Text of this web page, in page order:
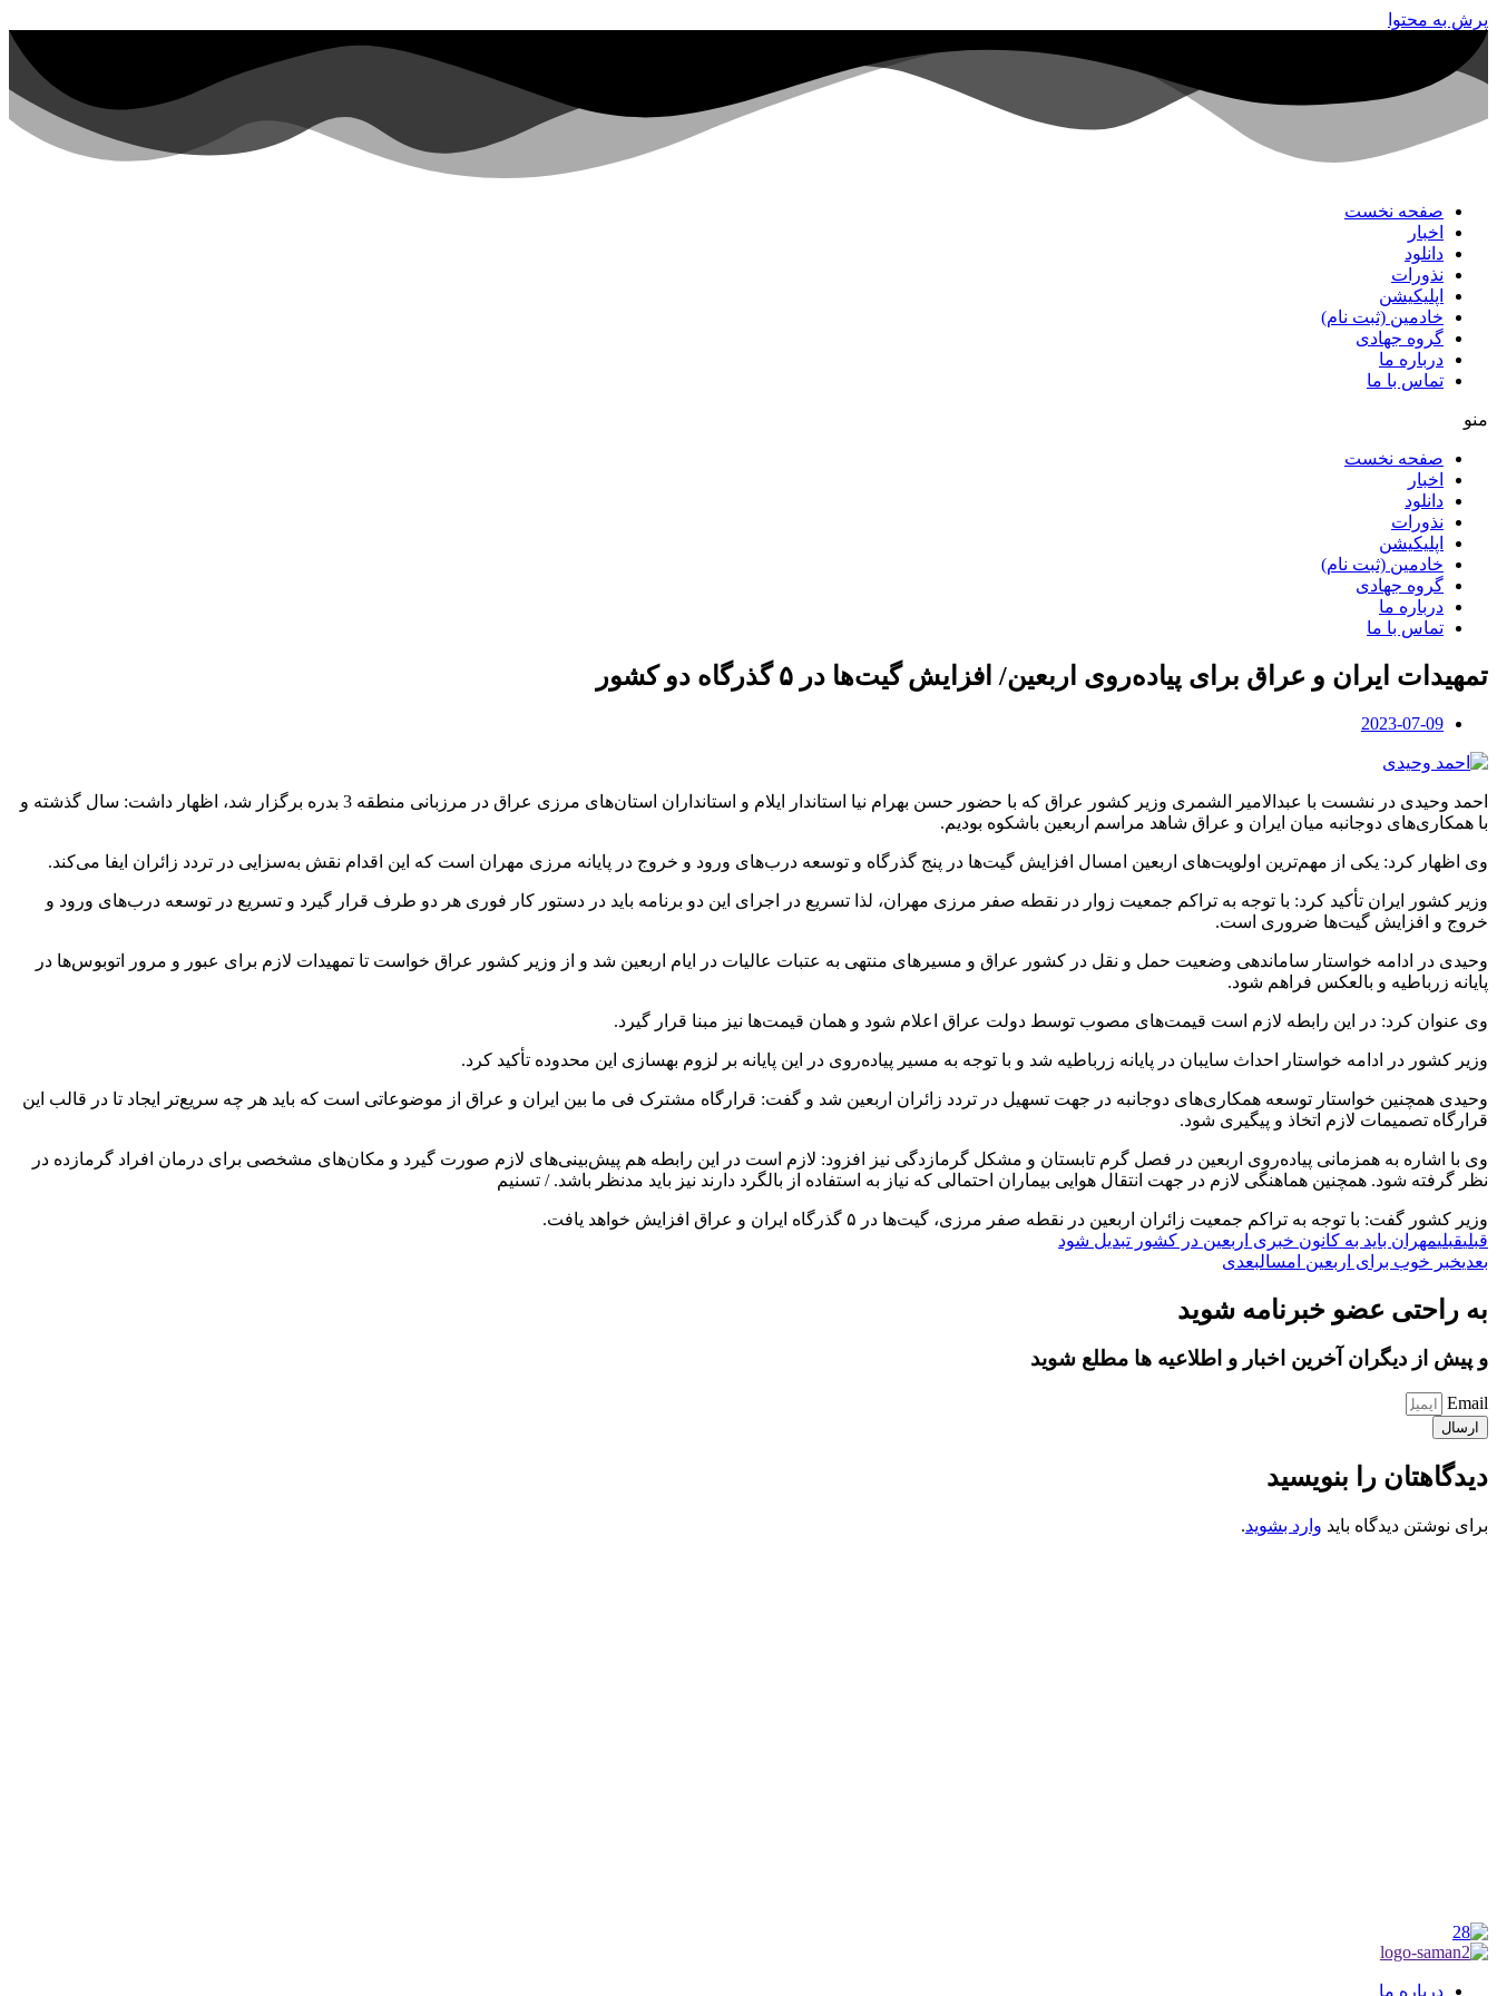
پرش به محتوا
صفحه نخست
اخبار
دانلود
نذورات
اپلیکیشن
خادمین (ثبت نام)
گروه جهادی
درباره ما
تماس با ما
منو
صفحه نخست
اخبار
دانلود
نذورات
اپلیکیشن
خادمین (ثبت نام)
گروه جهادی
درباره ما
تماس با ما
تمهیدات ایران و عراق برای پیاده‌روی اربعین/ افزایش گیت‌ها در ۵ گذرگاه دو کشور
2023-07-09
احمد وحیدی‌ در نشست‌ با عبدالامیر الشمری وزیر کشور عراق که با حضور حسن بهرام نیا استاندار ایلام و استانداران استان‌های مرزی عراق در مرزبانی منطقه‌ 3 بدره برگزار شد، اظهار داشت: سال گذشته و
با همکاری‌های دوجانبه میان ایران و عراق شاهد مراسم اربعین باشکوه بودیم.
وی اظهار کرد: یکی از مهم‌ترین اولویت‌های اربعین امسال افزایش گیت‌ها در پنج گذرگاه و توسعه درب‌های ورود و خروج در پایانه مرزی مهران است که این اقدام نقش به‌سزایی در تردد زائران ایفا می‌کند.
وزیر کشور ایران تأکید کرد: با توجه به تراکم جمعیت زوار در نقطه صفر مرزی مهران، لذا تسریع در اجرای این دو برنامه باید در دستور کار فوری هر دو طرف قرار گیرد و تسریع در توسعه درب‌های ورود و
خروج و افزایش گیت‌ها ضروری است.
وحیدی در ادامه خواستار ساماندهی وضعیت حمل و نقل در کشور عراق و مسیرهای منتهی به عتبات عالیات در ایام اربعین شد و از وزیر کشور عراق خواست تا تمهیدات لازم برای عبور و مرور اتوبوس‌ها در
پایانه زرباطیه و بالعکس فراهم شود.
وی عنوان کرد: در این رابطه لازم است قیمت‌های مصوب توسط دولت عراق اعلام شود و همان قیمت‌ها نیز مبنا قرار گیرد.
وزیر کشور در ادامه خواستار احداث سایبان در پایانه زرباطیه شد و با توجه به مسیر پیاده‌روی در این پایانه بر لزوم بهسازی این محدوده تأکید کرد.
وحیدی همچنین خواستار توسعه همکاری‌های دوجانبه در جهت تسهیل در تردد زائران اربعین شد و گفت: قرارگاه مشترک فی ما بین ایران و عراق از موضوعاتی است که باید هر چه سریع‌تر ایجاد تا در قالب این
قرارگاه تصمیمات لازم اتخاذ و پیگیری شود.
وی با اشاره به همزمانی پیاده‌روی اربعین در فصل گرم تابستان و مشکل گرمازدگی نیز افزود: لازم است در این رابطه هم پیش‌بینی‌های لازم صورت گیرد و مکان‌های مشخصی برای درمان افراد گرمازده در
نظر گرفته شود. همچنین هماهنگی لازم در جهت انتقال هوایی بیماران احتمالی که نیاز به استفاده از بالگرد دارند نیز باید مدنظر باشد. / تسنیم
وزیر کشور گفت: با توجه به تراکم جمعیت زائران اربعین در نقطه صفر مرزی‌، گیت‌ها در ۵ گذرگاه ایران و عراق افزایش خواهد یافت.
قبلیقبلیمهران باید به کانون خبری اربعین در کشور تبدیل شود
بعدیخبر خوب برای اربعین امسالبعدی
به راحتی عضو خبرنامه شوید
و پیش از دیگران آخرین اخبار و اطلاعیه ها مطلع شوید
Email
ارسال
دیدگاهتان را بنویسید
برای نوشتن دیدگاه باید وارد بشوید.
درباره ما